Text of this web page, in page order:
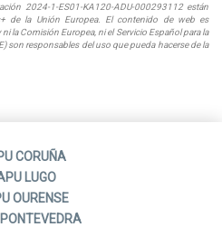
2024-1-ES01-KA120-ADU-000293112 están
de la Unión Europea. El contenido de web es
la Comisión Europea, ni el Servicio Español para la
son responsables del uso que pueda hacerse de la
CORUÑA
LUGO
OURENSE